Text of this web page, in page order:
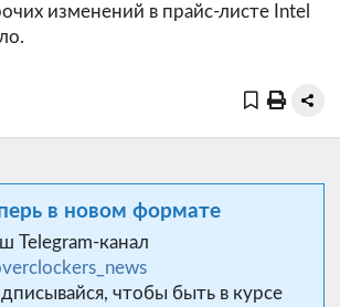
изменений в прайс-листе Intel
в новом формате
Telegram-канал
чтобы быть в курсе